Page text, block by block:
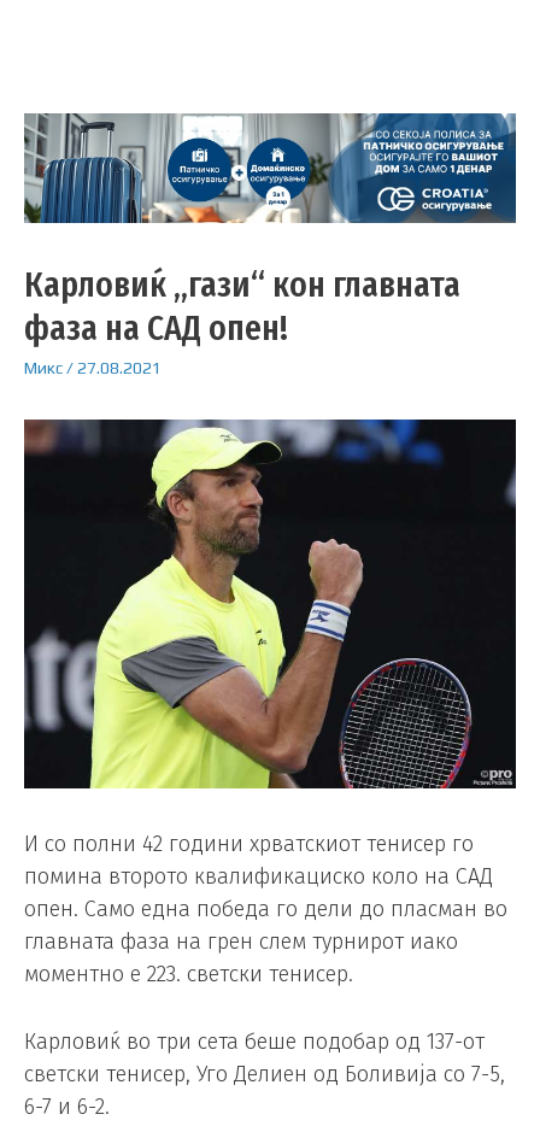
Карловиќ „гази“ кон главната
фаза на САД опен!
Микс/27.08.2021
И со полни 42 години хрватскиот тенисер го
помина второто квалификациско коло на САД
опен. Само една победа го дели до пласман во
главната фаза на грен слем турнирот иако
моментно е 223. светски тенисер.
Карловиќ во три сета беше подобар од 137-от
светски тенисер, Уго Делиен од Боливија со 7-5,
6-7 и 6-2.